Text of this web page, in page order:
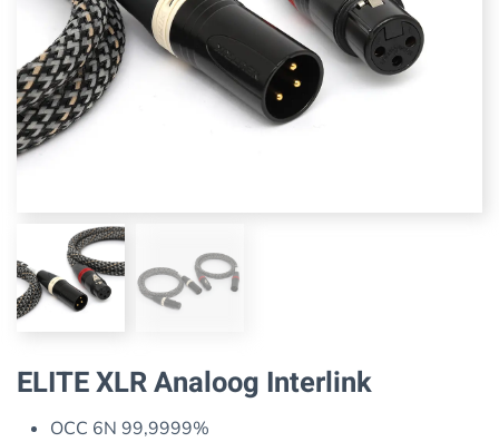
ELITE XLR Analoog Interlink
OCC 6N 99,9999%